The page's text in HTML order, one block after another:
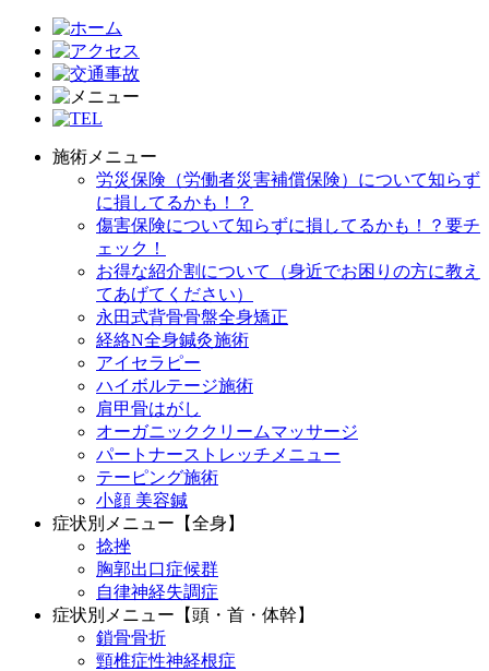
施術メニュー
労災保険（労働者災害補償保険）について知らず
に損してるかも！？
傷害保険について知らずに損してるかも！？要チ
ェック！
お得な紹介割について（身近でお困りの方に教え
てあげてください）
永田式背骨骨盤全身矯正
経絡N全身鍼灸施術
アイセラピー
ハイボルテージ施術
肩甲骨はがし
オーガニッククリームマッサージ
パートナーストレッチメニュー
テーピング施術
小顔 美容鍼
症状別メニュー【全身】
捻挫
胸郭出口症候群
自律神経失調症
症状別メニュー【頭・首・体幹】
鎖骨骨折
頸椎症性神経根症